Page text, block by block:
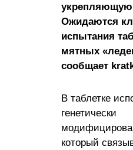
Ожидаются
испытания
мятных
сообщает
В таблетке
генетически
который